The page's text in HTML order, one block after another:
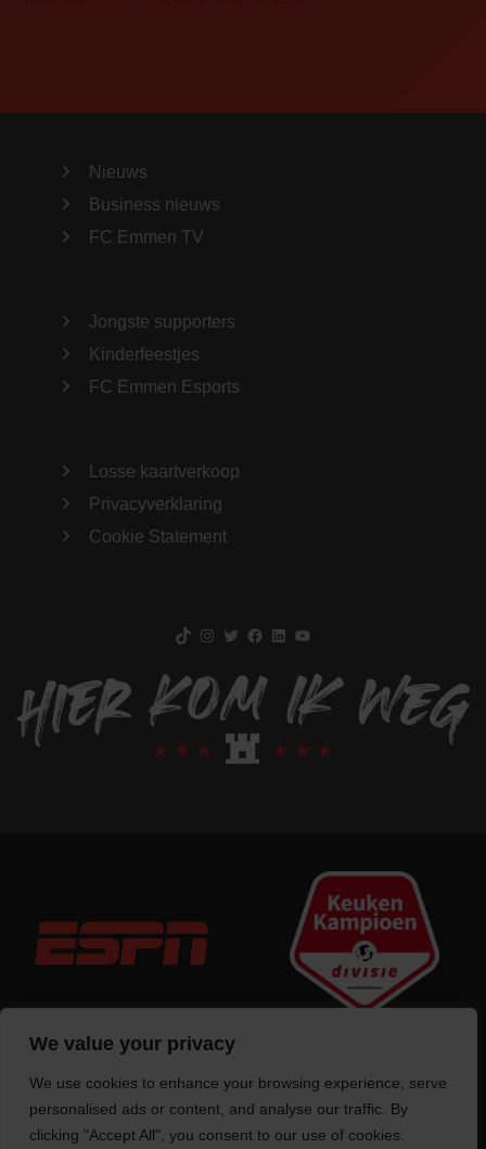
We value your privacy
We use cookies to enhance your browsing experience, serve
personalised ads or content, and analyse our traffic. By
clicking "Accept All", you consent to our use of cookies.
Nieuws
Business nieuws
FC Emmen TV
Jongste supporters
Kinderfeestjes
FC Emmen Esports
Losse kaartverkoop
Privacyverklaring
Cookie Statement
Trotse bouwervan deze website